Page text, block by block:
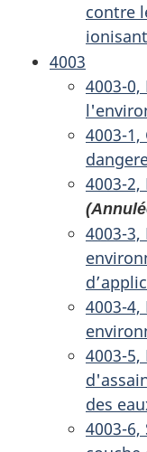
contre
4003
4003-
4003-
4003-
4003-
4003-
4003-
des
4003-